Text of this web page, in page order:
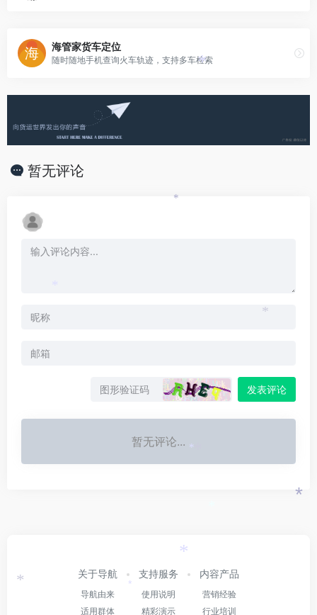
海管家货车定位
随时随地手机查询火车轨迹，支持多车检索
暂无评论
发表评论
暂无评论...
关于导航
导航由来
适用群体
支持服务
使用说明
精彩演示
内容产品
营销经验
行业培训
*